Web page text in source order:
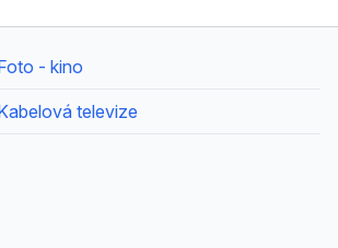
- kino
televize